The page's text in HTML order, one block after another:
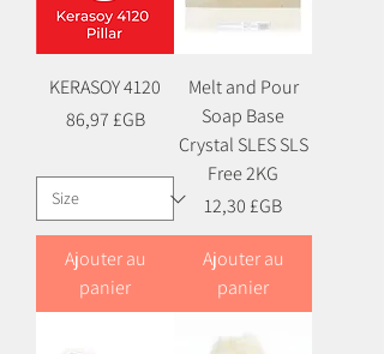
KERASOY 4120
Prix
86,97 £GB
Ajouter au
panier
Melt and Pour
Soap Base
Crystal SLES SLS
Free 2KG
Prix
12,30 £GB
Ajouter au
panier